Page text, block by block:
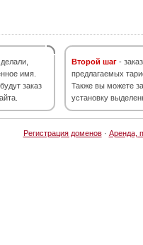
имя.
заказ
Второй шаг -
предлагаемых
Также вы можете
установку
Регистрация доменов· Аренда,